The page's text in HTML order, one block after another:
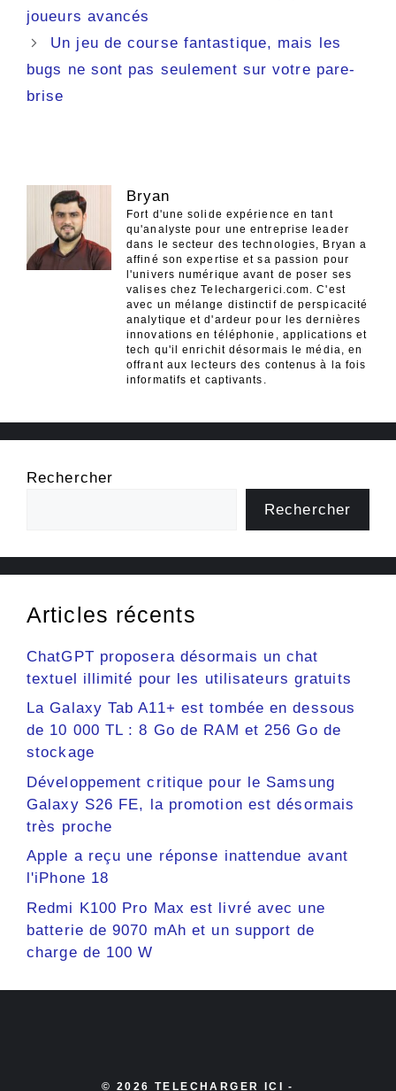
des
joueurs avancés
Un jeu de course fantastique, mais les
bugs ne sont pas seulement sur votre pare-
brise
Bryan
Fort d'une solide expérience en tant
qu'analyste pour une entreprise leader
dans le secteur des technologies, Bryan a
affiné son expertise et sa passion pour
l'univers numérique avant de poser ses
valises chez Telechargerici.com. C'est
avec un mélange distinctif de perspicacité
analytique et d'ardeur pour les dernières
innovations en téléphonie, applications et
tech qu'il enrichit désormais le média, en
offrant aux lecteurs des contenus à la fois
informatifs et captivants.
Rechercher
Rechercher
Articles récents
ChatGPT proposera désormais un chat
textuel illimité pour les utilisateurs gratuits
La Galaxy Tab A11+ est tombée en dessous
de 10 000 TL : 8 Go de RAM et 256 Go de
stockage
Développement critique pour le Samsung
Galaxy S26 FE, la promotion est désormais
très proche
Apple a reçu une réponse inattendue avant
l'iPhone 18
Redmi K100 Pro Max est livré avec une
batterie de 9070 mAh et un support de
charge de 100 W
© 2026 TELECHARGER ICI -